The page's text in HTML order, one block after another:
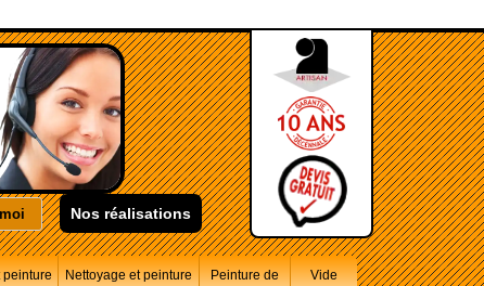
Nos réalisations
peinture
Nettoyage et peinture
Peinture de
Vide